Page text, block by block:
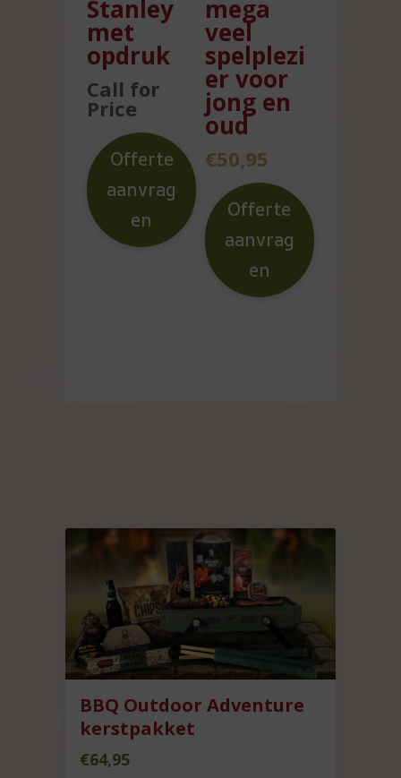
Stanley
met
opdruk
Call for
Price
Offerte
aanvrag
en
mega
veel
spelplezi
er voor
jong en
oud
€50,95
Offerte
aanvrag
en
BBQ Outdoor Adventure
kerstpakket
€64,95